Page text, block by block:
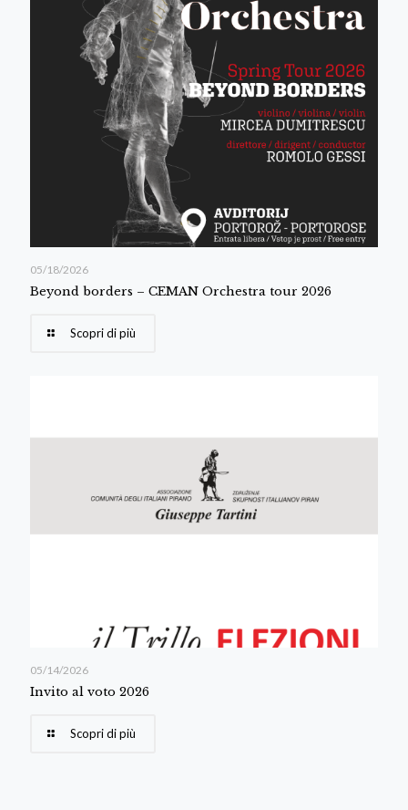
05/18/2026
Beyond borders – CEMAN Orchestra tour 2026
Scopri di più
05/14/2026
Invito al voto 2026
Scopri di più